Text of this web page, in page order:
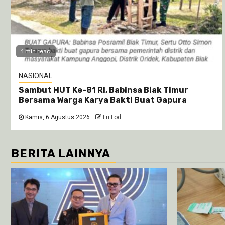
1 min read
NASIONAL
Sambut HUT Ke-81 RI, Babinsa Biak Timur
Bersama Warga Karya Bakti Buat Gapura
Kamis, 6 Agustus 2026 Fri Fod
BERITA LAINNYA